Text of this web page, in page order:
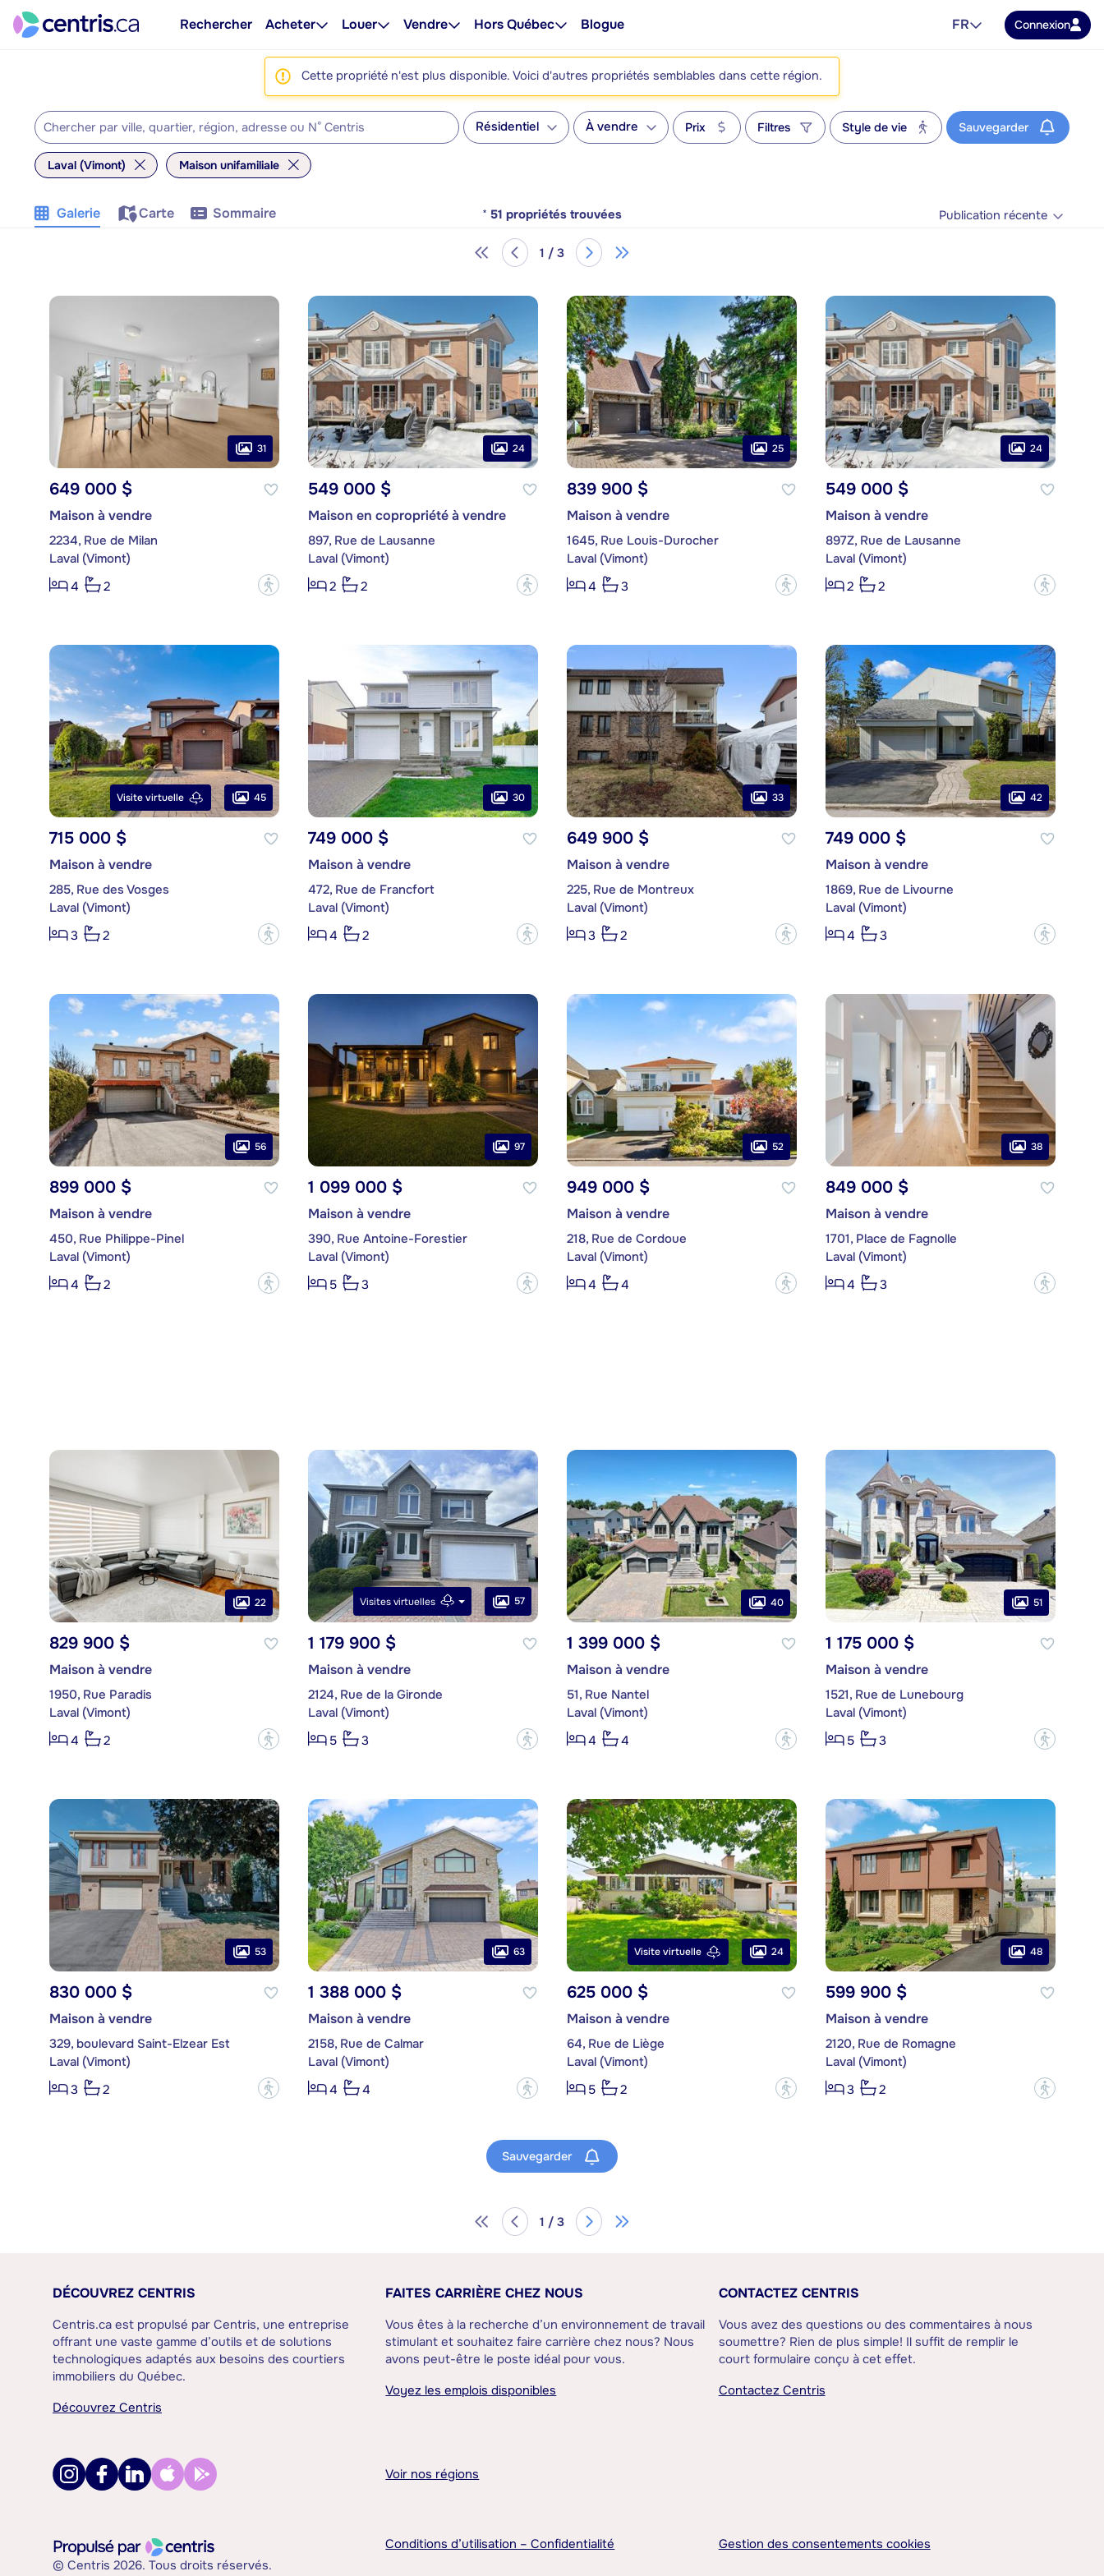
Rechercher Acheter Louer Vendre Hors Québec Blogue FR Connexion
Cette propriété n'est plus disponible. Voici d'autres propriétés semblables dans cette région.
Résidentiel À vendre Prix Filtres Style de vie Sauvegarder
Laval (Vimont) Maison unifamiliale
Galerie Carte Sommaire * 51 propriétés trouvées Publication récente
1 / 3
31
649 000 $
Maison à vendre
2234, Rue de Milan
Laval (Vimont)
4
2 ?
24
549 000 $
Maison en copropriété à vendre
897, Rue de Lausanne
Laval (Vimont)
2
2 ?
25
839 900 $
Maison à vendre
1645, Rue Louis-Durocher
Laval (Vimont)
4
3 ?
24
549 000 $
Maison à vendre
897Z, Rue de Lausanne
Laval (Vimont)
2
2 ?
Visite virtuelle 45
715 000 $
Maison à vendre
285, Rue des Vosges
Laval (Vimont)
3
2 ?
30
749 000 $
Maison à vendre
472, Rue de Francfort
Laval (Vimont)
4
2 ?
33
649 900 $
Maison à vendre
225, Rue de Montreux
Laval (Vimont)
3
2 ?
42
749 000 $
Maison à vendre
1869, Rue de Livourne
Laval (Vimont)
4
3 ?
56
899 000 $
Maison à vendre
450, Rue Philippe-Pinel
Laval (Vimont)
4
2 ?
97
1 099 000 $
Maison à vendre
390, Rue Antoine-Forestier
Laval (Vimont)
5
3 ?
52
949 000 $
Maison à vendre
218, Rue de Cordoue
Laval (Vimont)
4
4 ?
38
849 000 $
Maison à vendre
1701, Place de Fagnolle
Laval (Vimont)
4
3 ?
22
829 900 $
Maison à vendre
1950, Rue Paradis
Laval (Vimont)
4
2 ?
Visites virtuelles 57
1 179 900 $
Maison à vendre
2124, Rue de la Gironde
Laval (Vimont)
5
3 ?
40
1 399 000 $
Maison à vendre
51, Rue Nantel
Laval (Vimont)
4
4 ?
51
1 175 000 $
Maison à vendre
1521, Rue de Lunebourg
Laval (Vimont)
5
3 ?
53
830 000 $
Maison à vendre
329, boulevard Saint-Elzear Est
Laval (Vimont)
3
2 ?
63
1 388 000 $
Maison à vendre
2158, Rue de Calmar
Laval (Vimont)
4
4 ?
Visite virtuelle 24
625 000 $
Maison à vendre
64, Rue de Liège
Laval (Vimont)
5
2 ?
48
599 900 $
Maison à vendre
2120, Rue de Romagne
Laval (Vimont)
3
2 ?
Sauvegarder
1 / 3
DÉCOUVREZ CENTRIS
Centris.ca est propulsé par Centris, une entreprise
offrant une vaste gamme d’outils et de solutions
technologiques adaptés aux besoins des courtiers
immobiliers du Québec.
Découvrez Centris
FAITES CARRIÈRE CHEZ NOUS
Vous êtes à la recherche d’un environnement de travail
stimulant et souhaitez faire carrière chez nous? Nous
avons peut-être le poste idéal pour vous.
Voyez les emplois disponibles
CONTACTEZ CENTRIS
Vous avez des questions ou des commentaires à nous
soumettre? Rien de plus simple! Il suffit de remplir le
court formulaire conçu à cet effet.
Contactez Centris
Voir nos régions
© Centris 2026. Tous droits réservés.
Conditions d’utilisation – Confidentialité Gestion des consentements cookies